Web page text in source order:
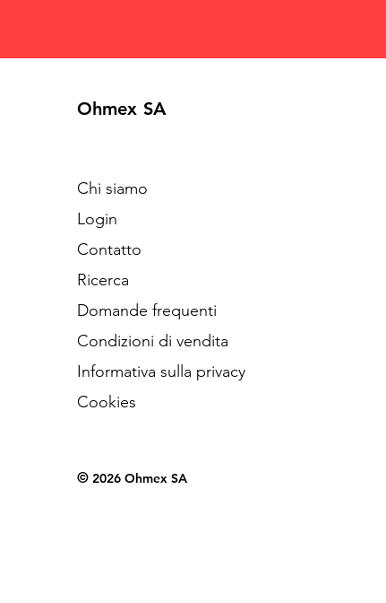
Ohmex SA
Chi siamo
Login
Contatto
Ricerca
Domande frequenti
Condizioni di vendita
Informativa sulla privacy
Cookies
©2026 Ohmex SA